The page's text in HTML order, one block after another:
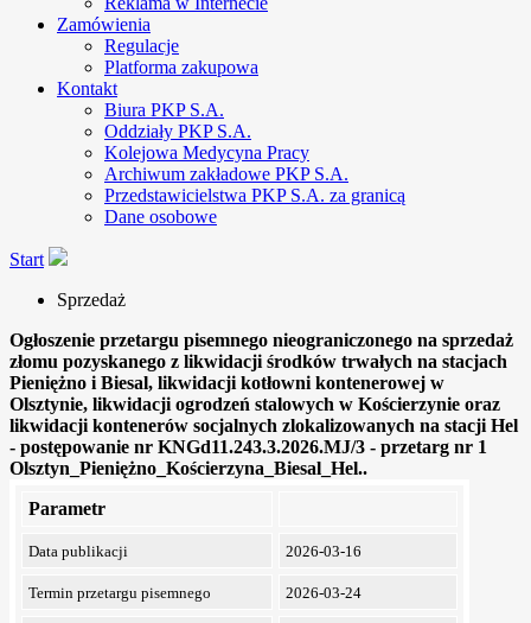
Zamówienia
Regulacje
Platforma zakupowa
Kontakt
Biura PKP S.A.
Oddziały PKP S.A.
Kolejowa Medycyna Pracy
Archiwum zakładowe PKP S.A.
Przedstawicielstwa PKP S.A. za granicą
Dane osobowe
Start
Sprzedaż
Ogłoszenie przetargu pisemnego nieograniczonego na sprzedaż
złomu pozyskanego z likwidacji środków trwałych na stacjach
Pieniężno i Biesal, likwidacji kotłowni kontenerowej w
Olsztynie, likwidacji ogrodzeń stalowych w Kościerzynie oraz
likwidacji kontenerów socjalnych zlokalizowanych na stacji Hel
- postępowanie nr KNGd11.243.3.2026.MJ/3 - przetarg nr 1
Olsztyn_Pieniężno_Kościerzyna_Biesal_Hel..
Parametr
Data publikacji 2026-03-16
Termin przetargu pisemnego 2026-03-24